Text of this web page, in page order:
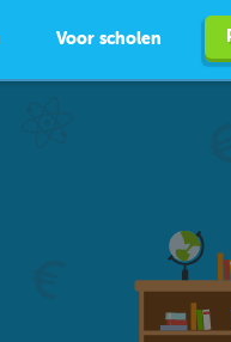
Voor scholen